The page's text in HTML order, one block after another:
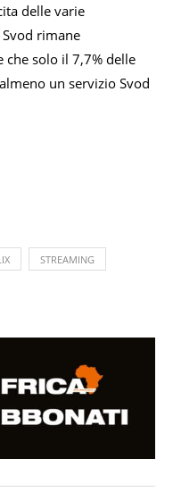
delle varie
rimane
che solo il 7,7% delle
un servizio Svod
STREAMING